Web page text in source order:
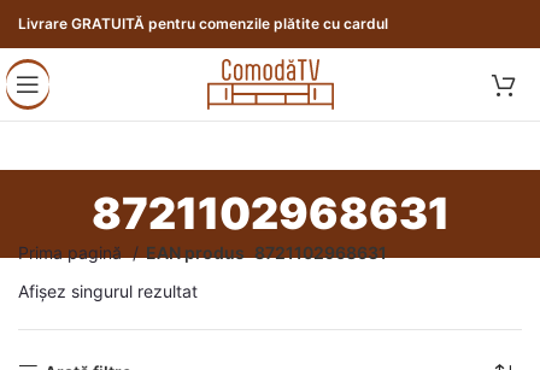
Livrare GRATUITĂ pentru comenzile plătite cu cardul
8721102968631
Prima pagină EAN produs 8721102968631
Afișez singurul rezultat